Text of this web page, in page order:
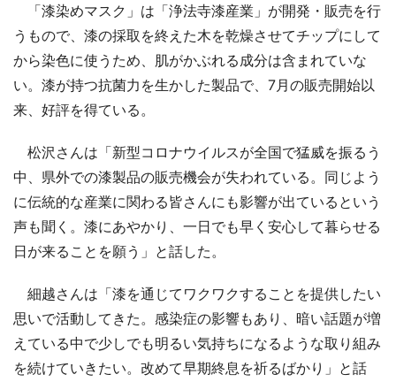
「漆染めマスク」は「浄法寺漆産業」が開発・販売を行
うもので、漆の採取を終えた木を乾燥させてチップにして
から染色に使うため、肌がかぶれる成分は含まれていな
い。漆が持つ抗菌力を生かした製品で、7月の販売開始以
来、好評を得ている。
松沢さんは「新型コロナウイルスが全国で猛威を振るう
中、県外での漆製品の販売機会が失われている。同じよう
に伝統的な産業に関わる皆さんにも影響が出ているという
声も聞く。漆にあやかり、一日でも早く安心して暮らせる
日が来ることを願う」と話した。
細越さんは「漆を通じてワクワクすることを提供したい
思いで活動してきた。感染症の影響もあり、暗い話題が増
えている中で少しでも明るい気持ちになるような取り組み
を続けていきたい。改めて早期終息を祈るばかり」と話